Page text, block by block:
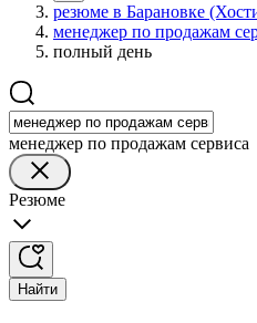
резюме в Барановке
менеджер по продажам
полный день
менеджер по продажам сервиса
Резюме
Найти